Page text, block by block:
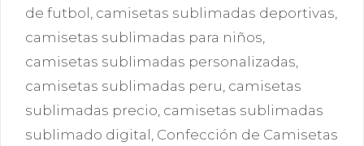
de futbol camisetas sublimadas deportivas
camisetas sublimadas para niños
camisetas sublimadas personalizadas
camisetas sublimadas peru camisetas
sublimadas precio camisetas sublimadas
sublimado digital Confección de Camisetas